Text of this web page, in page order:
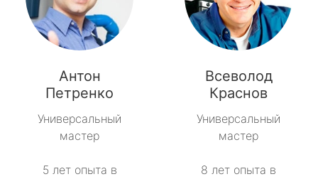
Антон
Петренко
Универсальный
мастер
5 лет опыта в
Всеволод
Краснов
Универсальный
мастер
8 лет опыта в